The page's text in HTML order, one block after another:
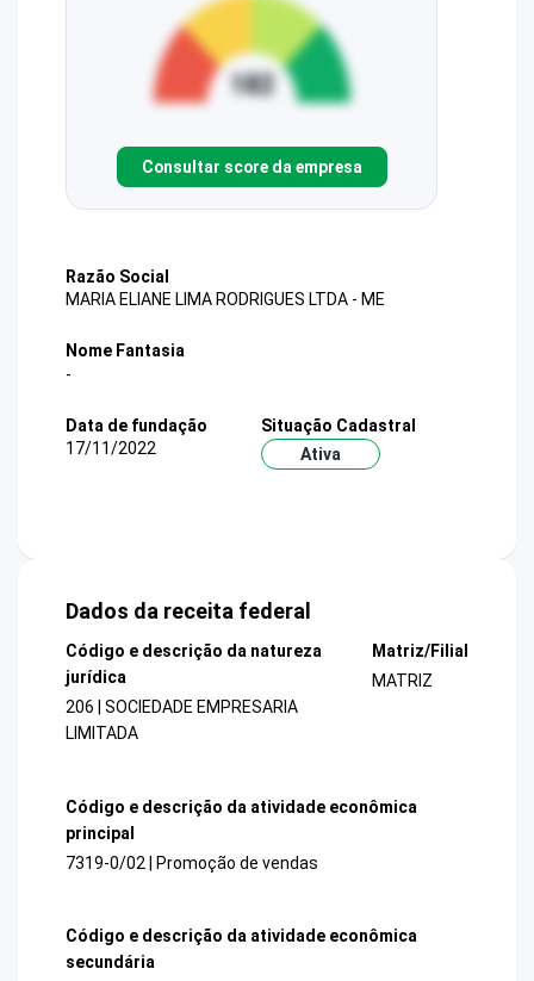
Consultar score da empresa
Razão Social
MARIA ELIANE LIMA RODRIGUES LTDA - ME
Nome Fantasia
-
Data de fundação
17/11/2022
Situação Cadastral
Ativa
Dados da receita federal
Código e descrição da natureza
jurídica
206 | SOCIEDADE EMPRESARIA
LIMITADA
Matriz/Filial
MATRIZ
Código e descrição da atividade econômica
principal
7319-0/02 | Promoção de vendas
Código e descrição da atividade econômica
secundária